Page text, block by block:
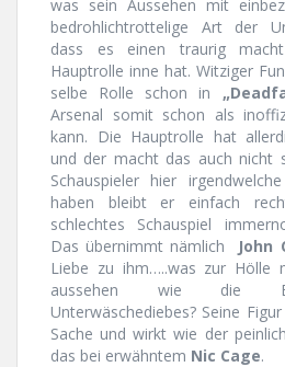
was sein Aussehen mit
bedrohlichtrottelige Art der
dass es einen traurig
Hauptrolle inne hat. Witziger
selbe Rolle schon in
Arsenal somit schon als
kann. Die Hauptrolle hat
und der macht das auch nicht
Schauspieler hier
haben bleibt er einfach
schlechtes Schauspiel
Das übernimmt nämlich John
Liebe zu ihm…..was zur Hölle
aussehen wie die
Unterwäschediebes? Seine
Sache und wirkt wie der
das bei erwähntem Nic Cage.